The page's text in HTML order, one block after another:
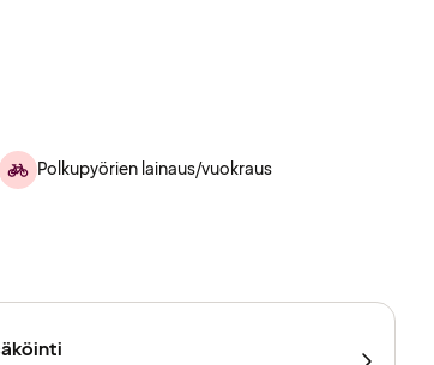
Polkupyörien lainaus/vuokraus